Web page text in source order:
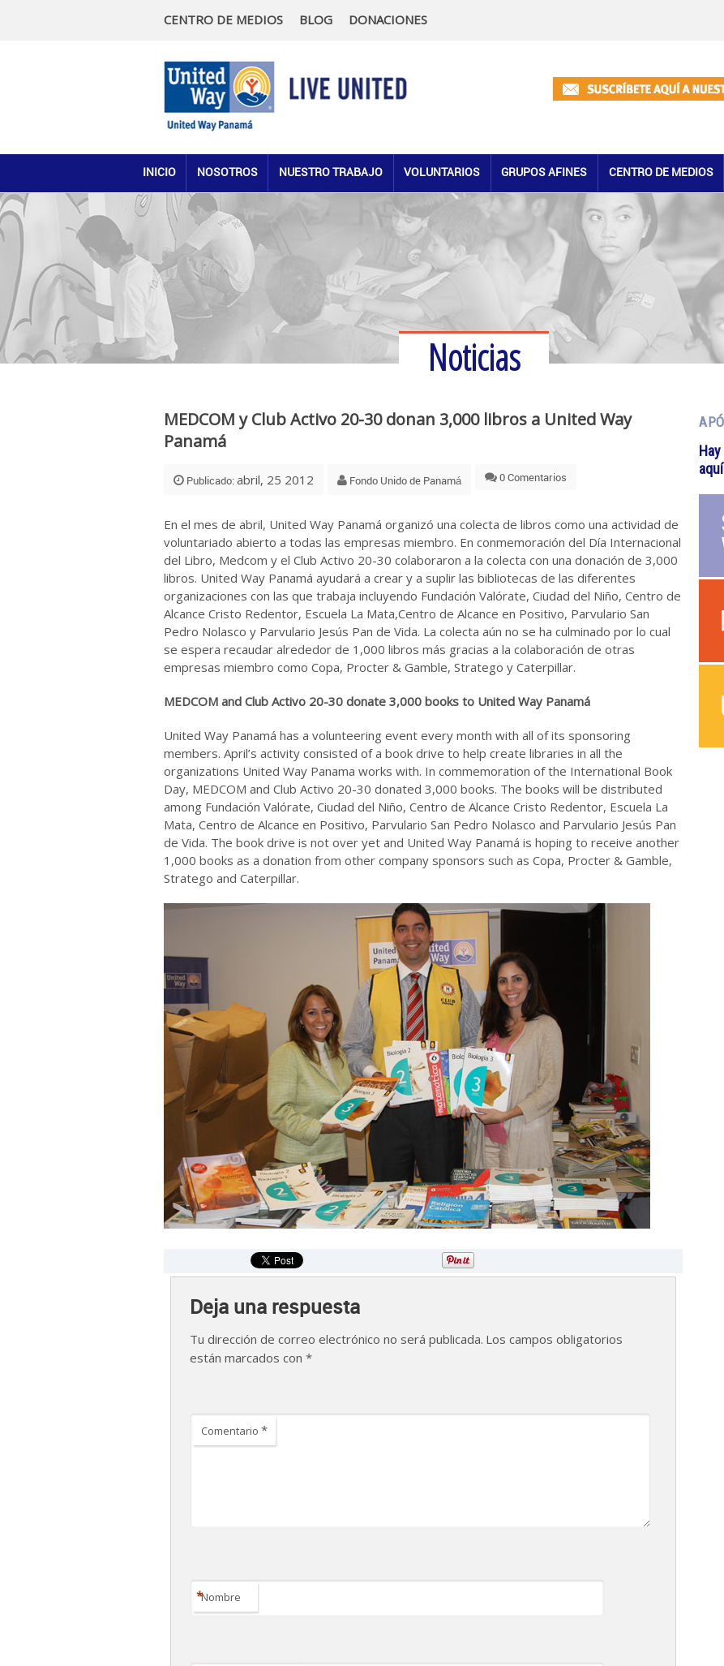
CENTRO DE MEDIOS BLOG DONACIONES
INICIO NOSOTROS NUESTRO TRABAJO VOLUNTARIOS GRUPOS AFINES CENTRO DE MEDIOS
Noticias
MEDCOM y Club Activo 20-30 donan 3,000 libros a United Way
Panamá
Publicado: abril, 25 2012 Fondo Unido de Panamá 0 Comentarios
En el mes de abril, United Way Panamá organizó una colecta de libros como una actividad de
voluntariado abierto a todas las empresas miembro. En conmemoración del Día Internacional
del Libro, Medcom y el Club Activo 20-30 colaboraron a la colecta con una donación de 3,000
libros. United Way Panamá ayudará a crear y a suplir las bibliotecas de las diferentes
organizaciones con las que trabaja incluyendo Fundación Valórate, Ciudad del Niño, Centro de
Alcance Cristo Redentor, Escuela La Mata,Centro de Alcance en Positivo, Parvulario San
Pedro Nolasco y Parvulario Jesús Pan de Vida. La colecta aún no se ha culminado por lo cual
se espera recaudar alrededor de 1,000 libros más gracias a la colaboración de otras
empresas miembro como Copa, Procter & Gamble, Stratego y Caterpillar.
MEDCOM and Club Activo 20-30 donate 3,000 books to United Way Panamá
United Way Panamá has a volunteering event every month with all of its sponsoring
members. April’s activity consisted of a book drive to help create libraries in all the
organizations United Way Panama works with. In commemoration of the International Book
Day, MEDCOM and Club Activo 20-30 donated 3,000 books. The books will be distributed
among Fundación Valórate, Ciudad del Niño, Centro de Alcance Cristo Redentor, Escuela La
Mata, Centro de Alcance en Positivo, Parvulario San Pedro Nolasco and Parvulario Jesús Pan
de Vida. The book drive is not over yet and United Way Panamá is hoping to receive another
1,000 books as a donation from other company sponsors such as Copa, Procter & Gamble,
Stratego and Caterpillar.
Deja una respuesta
Tu dirección de correo electrónico no será publicada. Los campos obligatorios
están marcados con *
Comentario *
Nombre
*